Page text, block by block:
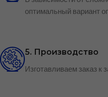
оптимальный вариант
5. Производство
Изготавливаем заказ к